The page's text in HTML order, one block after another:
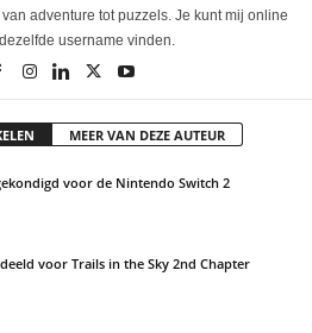
adventure tot puzzels. Je kunt mij online
username vinden.
MEER VAN DEZE AUTEUR
voor de Nintendo Switch 2
voor Trails in the Sky 2nd Chapter